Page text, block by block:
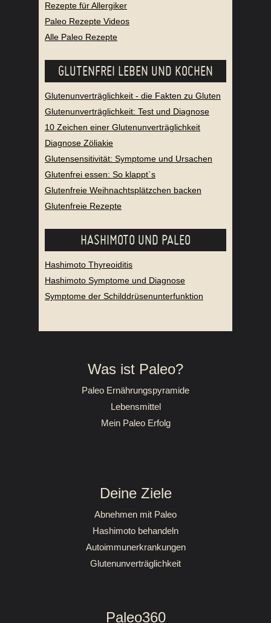
Rezepte für Allergiker
Paleo Rezepte Videos
Alle Paleo Rezepte
GLUTENFREI LEBEN UND KOCHEN
Glutenunverträglichkeit - die Fakten zu Gluten
Glutenunverträglichkeit: Test und Diagnose
10 Zeichen einer Glutenunverträglichkeit
Diagnose Zöliakie
Glutensensitivität: Symptome und Ursachen
Glutenfrei essen: So klappt`s
Glutenfreie Weihnachtsplätzchen backen
Glutenfreie Rezepte
HASHIMOTO UND PALEO
Hashimoto Thyreoiditis
Hashimoto Symptome und Diagnose
Symptome der Schilddrüsenunterfunktion
Was ist Paleo?
Paleo Ernährungspyramide
Lebensmittel
Mein Paleo Erfolg
Deine Ziele
Abnehmen mit Paleo
Hashimoto behandeln
Autoimmunerkrankungen
Glutenunverträglichkeit
Paleo360